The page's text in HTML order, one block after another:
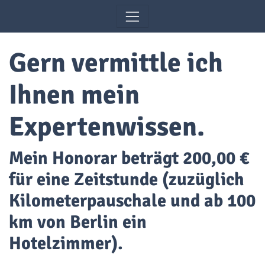
Gern vermittle ich
Ihnen mein
Expertenwissen.
Mein Honorar beträgt 200,00 €
für eine Zeitstunde (zuzüglich
Kilometerpauschale und ab 100
km von Berlin ein
Hotelzimmer).